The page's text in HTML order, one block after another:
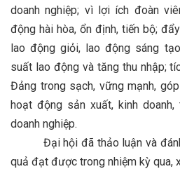
doanh nghiệp; vì lợi ích đoàn
động hài hòa, ổn định, tiến bộ;
lao động giỏi, lao động sáng
suất lao động và tăng thu nhập;
Đảng trong sạch, vững mạnh,
hoạt động sản xuất, kinh
doanh nghiệp.
Đại hội đã thảo luận và đánh
quả đạt được trong nhiệm kỳ qua,